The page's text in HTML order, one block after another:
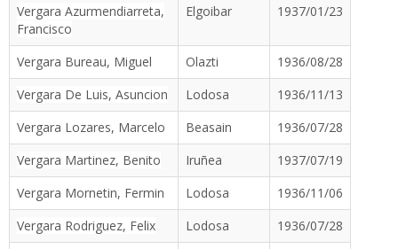
Vergara Azurmendiarreta,
Francisco
Elgoibar 1937/01/23
Vergara Bureau, Miguel Olazti
1936/08/28
Vergara De Luis, Asuncion
Lodosa
1936/11/13
Vergara Lozares, Marcelo
Beasain
1936/07/28
Vergara Martinez, Benito
Iruñea
1937/07/19
Vergara Mornetin, Fermin
Lodosa
1936/11/06
Vergara Rodriguez, Felix
Lodosa
1936/07/28